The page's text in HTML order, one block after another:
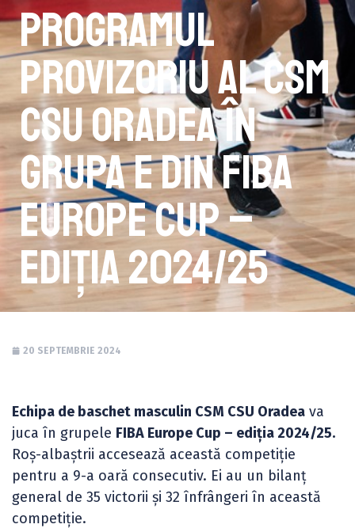
Programul
provizoriu al CSM
CSU Oradea în
Grupa E din FIBA
Europe Cup –
ediția 2024/25
20 SEPTEMBRIE 2024
Echipa de baschet masculin CSM CSU Oradea va
juca în grupele FIBA Europe Cup – ediția 2024/25.
Roș-albaștrii accesează această competiție
pentru a 9-a oară consecutiv. Ei au un bilanț
general de 35 victorii și 32 înfrângeri în această
competiție.